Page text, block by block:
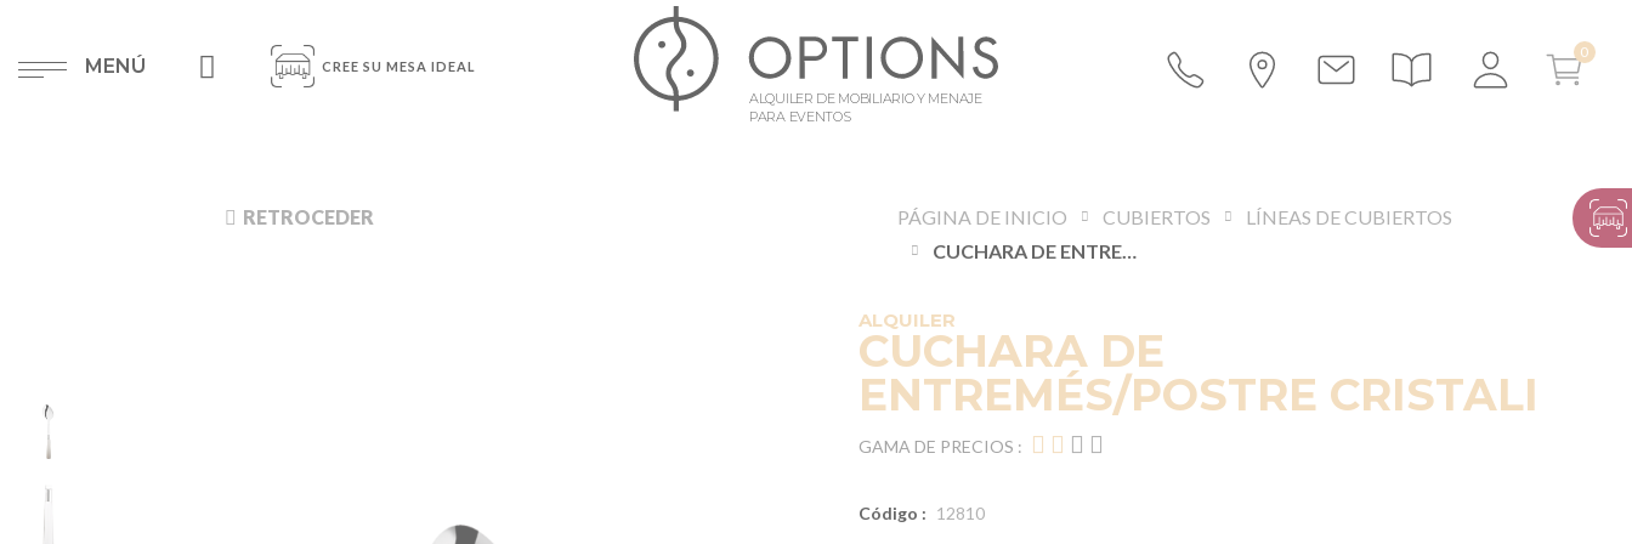
MENÚ CREE SU MESA IDEAL
ALQUILER DE MOBILIARIO Y MENAJE
PARA EVENTOS
RETROCEDER PÁGINA DE INICIO CUBIERTOS
LÍNEAS DE CUBIERTOS
CUCHARA DE ENTREMÉS/POSTRE CRISTALI
ALQUILER
CUCHARA DE
ENTREMÉS/POSTRE CRISTALI
GAMA DE PRECIOS :
Código : 12810